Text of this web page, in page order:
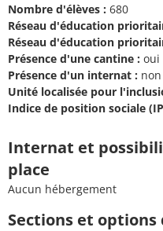
Nombre d'élèves : 680
Réseau d'éducation
Réseau d'éducation
Présence d'une cantine : oui
Présence d'un internat : non
Unité localisée pour
Indice de position sociale
Internat et
place
Aucun hébergement
Sections et